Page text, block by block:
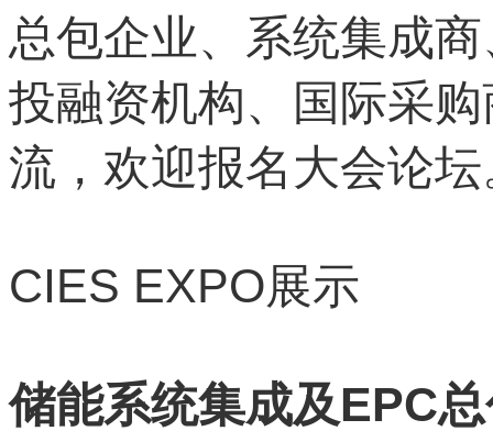
总包企业、系统集成
投融资机构、国际采
流，欢迎报名大会论坛
CIES EXPO展示
储能系统集成及EPC